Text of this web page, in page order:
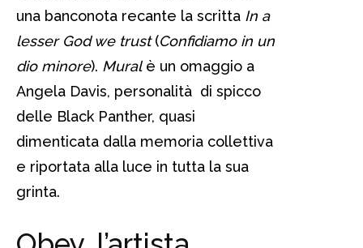
una banconota recante la scritta In a
lesser God we trust(Confidiamo in un
dio minore). Muralè un omaggio a
Angela Davis, personalità di spicco
delle Black Panther, quasi
dimenticata dalla memoria collettiva
e riportata alla luce in tutta la sua
grinta.